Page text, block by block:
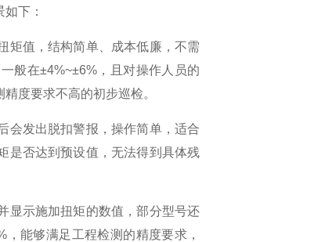
下：
矩值，结构简单、成本低廉，不需
般在±4%~±6%，且对操作人员的
度要求不高的初步巡检。
会发出脱扣警报，操作简单，适合
是否达到预设值，无法得到具体残
显示施加扭矩的数值，部分型号还
能够满足工程检测的精度要求，